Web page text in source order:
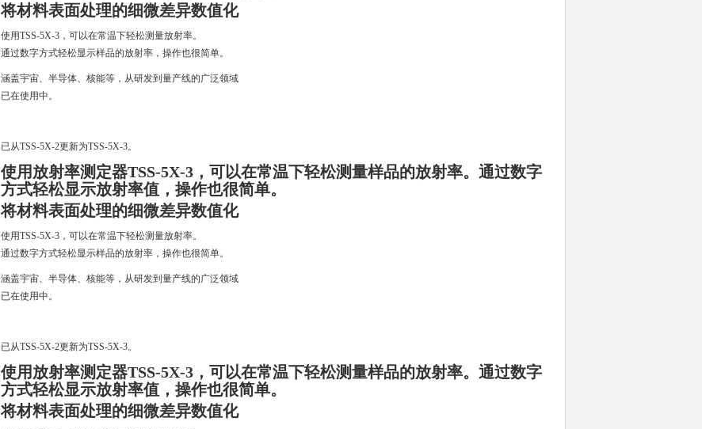
将材料表面处理的细微差异数值化
使用TSS-5X-3，可以在常温下轻松测量放射率。
通过数字方式轻松显示样品的放射率，操作也很简单。
涵盖宇宙、半导体、核能等，从研发到量产线的广泛领域
已在使用中。
已从TSS-5X-2更新为TSS-5X-3。
使用放射率测定器TSS-5X-3，可以在常温下轻松测量样品的放射率。通过数字
方式轻松显示放射率值，操作也很简单。
将材料表面处理的细微差异数值化
使用TSS-5X-3，可以在常温下轻松测量放射率。
通过数字方式轻松显示样品的放射率，操作也很简单。
涵盖宇宙、半导体、核能等，从研发到量产线的广泛领域
已在使用中。
已从TSS-5X-2更新为TSS-5X-3。
使用放射率测定器TSS-5X-3，可以在常温下轻松测量样品的放射率。通过数字
方式轻松显示放射率值，操作也很简单。
将材料表面处理的细微差异数值化